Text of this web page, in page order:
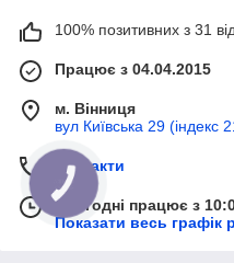
100% позитивних з 31
Працює з 04.04.2015
м. Вінниця
вул Київська 29 (індекс
Контакти
Сьогодні працює з
Показати весь графік
КНОПКА
ЗВ'ЯЗКУ